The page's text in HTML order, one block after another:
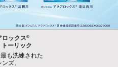
ロックス®
ーリック
も洗練された
ズ。